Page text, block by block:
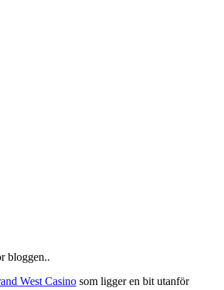
bloggen..
West Casino som ligger en bit utanför